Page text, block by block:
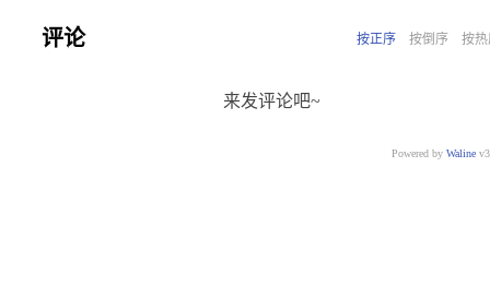
评论 按正序 按倒序 按
来发评论吧~
Powered by Waline